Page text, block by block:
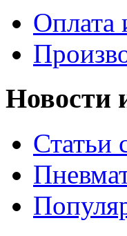
Оплата
Новости
Статьи